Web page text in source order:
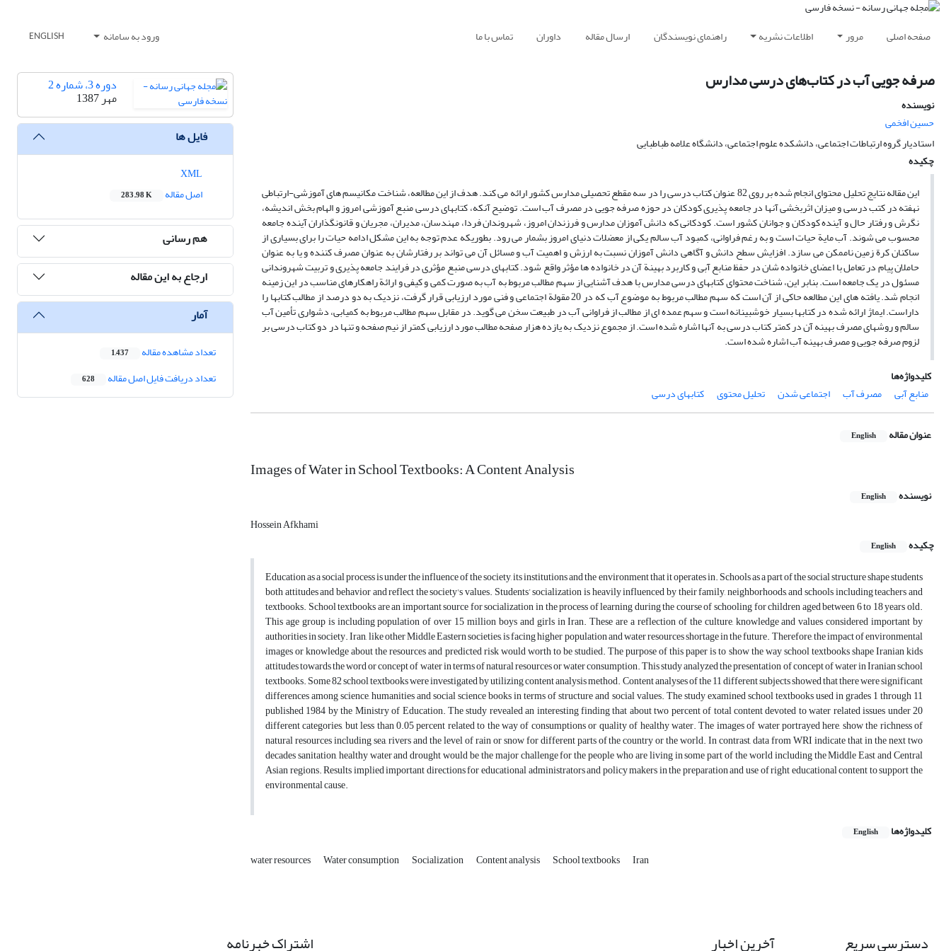
صفحه اصلی مرور اطلاعات نشریه راهنمای نویسندگان ارسال مقاله داوران تماس با ما ورود به سامانه ENGLISH
صرفه جویی آب در کتاب‌های درسی مدارس
نویسنده
حسین افخمی
استادیار گروه ارتباطات اجتماعی، دانشکده علوم اجتماعی، دانشگاه علامه طباطبایی
چکیده
این مقاله نتایج تحلیل محتوای انجام شده بر روی 82 عنوان کتاب درسی را در سه مقطع تحصیلی مدارس کشور ارائه می کند. هدف از این مطالعه، شناخت مکانیسم های آموزشی-ارتباطی
نهفته در کتب درسی و میزان اثربخشی آنها در جامعه پذیری کودکان در حوزه صرفه جویی در مصرف آب است. توضیح آنکه، کتابهای درسی منبع آموزشی امروز و الهام بخش اندیشه،
نگرش و رفتار حال و آینده کودکان و جوانان کشور است. کودکانی که دانش آموزان مدارس و فرزندان امروز، شهروندان فردا، مهندسان، مدیران، مجریان و قانونگذاران آینده جامعه
محسوب می شوند. آب مایة حیات است و به رغم فراوانی، کمبود آب سالم یکی از معضلات دنیای امروز بشمار می رود. بطوریکه عدم توجه به این مشکل ادامه حیات را برای بسیاری از
ساکنان کرة زمین ناممکن می سازد. افزایش سطح دانش و آگاهی دانش آموزان نسبت به ارزش و اهمیت آب و مسائل آن می تواند بر رفتارشان به عنوان مصرف کننده و یا به عنوان
حاملان پیام در تعامل با اعضای خانواده شان در حفظ منابع آبی و کاربرد بهینة آن در خانواده ها مؤثر واقع شود. کتابهای درسی منبع مؤثری در فرایند جامعه پذیری و تربیت شهروندانی
مسئول در یک جامعه است. بنابر این، شناخت محتوای کتابهای درسی مدارس با هدف آشنایی از سهم مطالب مربوط به آب به صورت کمی و کیفی و ارائة راهکارهای مناسب در این زمینه
انجام شد. یافته های این مطالعه حاکی از آن است که سهم مطالب مربوط به موضوع آب که در 20 مقولة اجتماعی و فنی مورد ارزیابی قرار گرفت، نزدیک به دو درصد از مطالب کتابها را
داراست. ایماژ ارائه شده در کتابها بسیار خوشبینانه است و سهم عمده ای از مطالب از فراوانی آب در طبیعت سخن می گوید. در مقابل سهم مطالب مربوط به کمیابی، دشواری تأمین آب
سالم و روشهای مصرف بهینه آن در کمتر کتاب درسی به آنها اشاره شده است. از مجموع نزدیک به یازده هزار صفحه مطالب مورد ارزیابی کمتر از نیم صفحه و تنها در دو کتاب درسی بر
لزوم صرفه جویی و مصرف بهینه آب اشاره شده است.
کلیدواژه‌ها
منابع آبی
مصرف آب اجتماعی شدن تحلیل محتوی کتابهای درسی
عنوان مقاله English
Images of Water in School Textbooks: A Content Analysis
نویسنده English
Hossein Afkhami
چکیده
English
Education as a social process is under the influence of the society, its institutions and the environment that it operates in. Schools as a part of the social structure shape students
both attitudes and behavior and reflect the society's values. Students’ socialization is heavily influenced by their family, neighborhoods, and schools including teachers and
textbooks. School textbooks are an important source for socialization in the process of learning during the course of schooling for children aged between 6 to 18 years old.
This age group is including population of over 15 million boys and girls in Iran. These are a reflection of the culture, knowledge and values considered important by
authorities in society. Iran, like other Middle Eastern societies, is facing higher population and water resources shortage in the future. Therefore, the impact of environmental
images or knowledge about the resources and predicted risk would worth to be studied. The purpose of this paper is to show the way school textbooks shape Iranian kids
attitudes towards the word or concept of water in terms of natural resources or water consumption. This study analyzed the presentation of concept of water in Iranian school
textbooks. Some 82 school textbooks were investigated by utilizing content analysis method. Content analyses of the 11 different subjects showed that there were significant
differences among science, humanities and social science books in terms of structure and social values. The study examined school textbooks used in grades 1 through 11
published 1984 by the Ministry of Education. The study revealed an interesting finding that about two percent of total content devoted to water related issues under 20
different categories, but less than 0.05 percent related to the way of consumptions or quality of healthy water. The images of water portrayed here, show the richness of
natural resources including sea, rivers and the level of rain or snow for different parts of the country or the world. In contrast, data from WRI indicate that in the next two
decades sanitation, healthy water and drought would be the major challenge for the people who are living in some part of the world including the Middle East and Central
Asian regions. Results implied important directions for educational administrators and policy makers in the preparation and use of right educational content to support the
environmental cause.
کلیدواژه‌ها English
water resources Water consumption Socialization Content analysis School textbooks Iran
دوره 3، شماره 2
مهر 1387
فایل ها
اصل مقاله
283.98 K
هم رسانی
ارجاع به این مقاله
آمار
تعداد مشاهده مقاله 1,437
تعداد دریافت فایل اصل مقاله 628
دسترسی سریع آخرین اخبار اشتراک خبرنامه